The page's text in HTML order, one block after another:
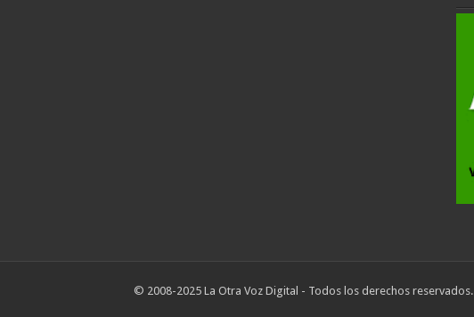
© 2008-2025 La Otra Voz Digital - Todos los derechos reservados.